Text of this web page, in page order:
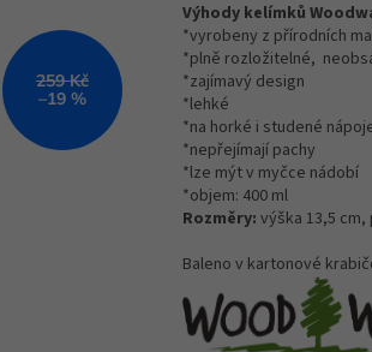
259 Kč
–19 %
Výhody kelímků
*vyrobeny z přírodních
*plně rozložitelné,
*zajímavý design
*lehké
*na horké i studené
*nepřejímají pachy
*lze mýt v myčce nádobí
*objem: 400 ml
Rozměry: výška 13,5
Baleno v kartonové